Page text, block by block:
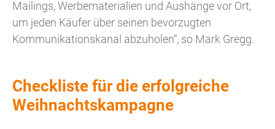
Mailings, Werbematerialien und Aushänge vor Ort,
um jeden Käufer über seinen bevorzugten
Kommunikationskanal abzuholen“, so Mark Gregg.
Checkliste für die erfolgreiche
Weihnachtskampagne